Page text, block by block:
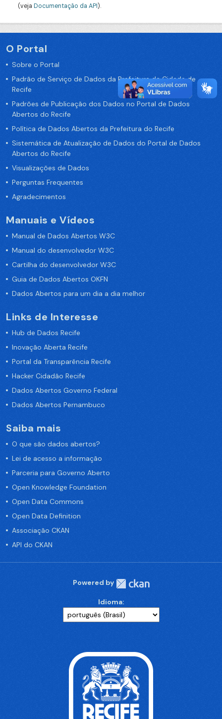
(veja Documentação da API).
O Portal
Sobre o Portal
Padrão de Serviço de Dados da Prefeitura da Cidade de
Recife
Padrões de Publicação dos Dados no Portal de Dados
Abertos do Recife
Política de Dados Abertos da Prefeitura do Recife
Sistemática de Atualização de Dados do Portal de Dados
Abertos do Recife
Visualizações de Dados
Perguntas Frequentes
Agradecimentos
Manuais e Vídeos
Manual de Dados Abertos W3C
Manual do desenvolvedor W3C
Cartilha do desenvolvedor W3C
Guia de Dados Abertos OKFN
Dados Abertos para um dia a dia melhor
Links de Interesse
Hub de Dados Recife
Inovação Aberta Recife
Portal da Transparência Recife
Hacker Cidadão Recife
Dados Abertos Governo Federal
Dados Abertos Pernambuco
Saiba mais
O que são dados abertos?
Lei de acesso a informação
Parceria para Governo Aberto
Open Knowledge Foundation
Open Data Commons
Open Data Definition
Associação CKAN
API do CKAN
Powered by
Idioma